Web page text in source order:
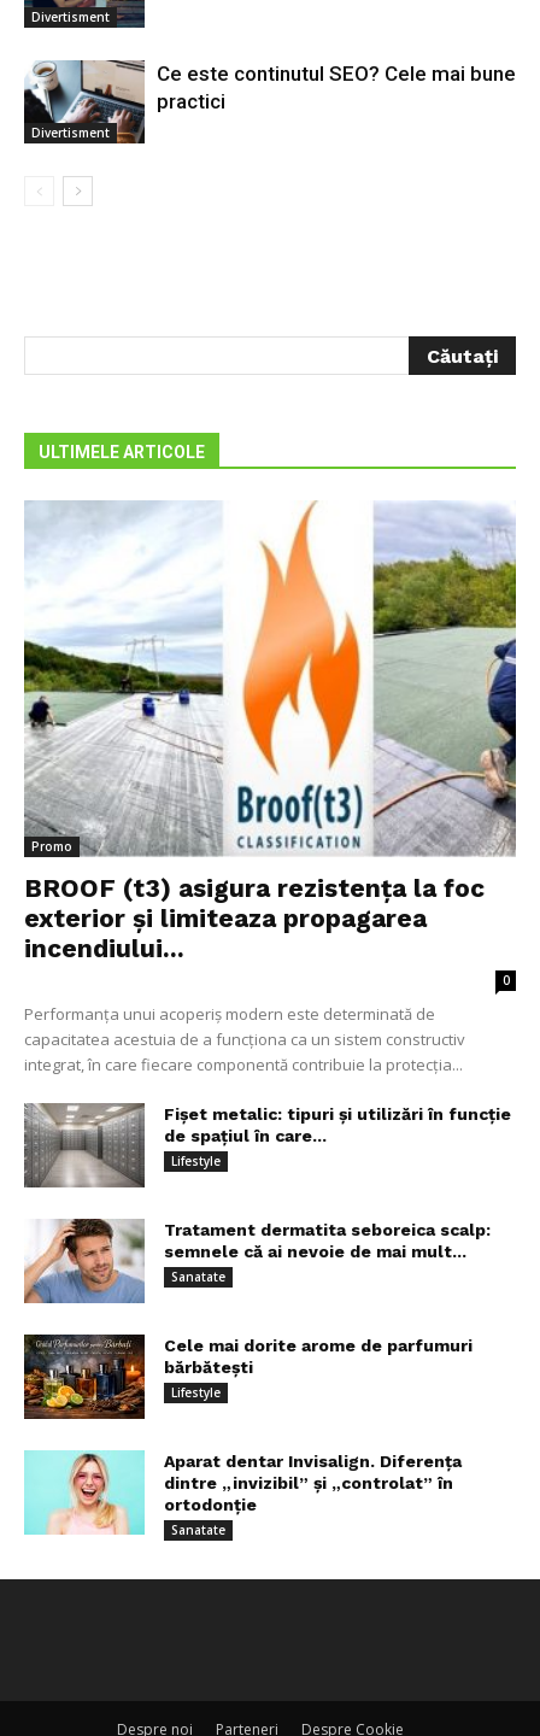
Divertisment
Divertisment
Ce este continutul SEO? Cele mai bune
practici
ULTIMELE ARTICOLE
Promo
BROOF (t3) asigura rezistența la foc
exterior și limiteaza propagarea
incendiului...
0
Performanța unui acoperiș modern este determinată de
capacitatea acestuia de a funcționa ca un sistem constructiv
integrat, în care fiecare componentă contribuie la protecția...
Fișet metalic: tipuri și utilizări în funcție
de spațiul în care...
Lifestyle
Tratament dermatita seboreica scalp:
semnele că ai nevoie de mai mult...
Sanatate
Cele mai dorite arome de parfumuri
bărbătești
Lifestyle
Aparat dentar Invisalign. Diferența
dintre „invizibil” și „controlat” în
ortodonție
Sanatate
Despre noi Parteneri Despre Cookie